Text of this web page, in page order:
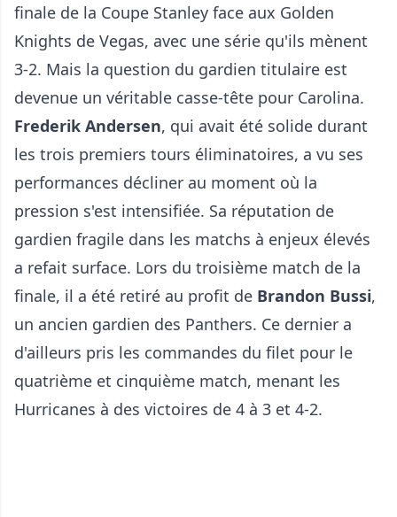
finale de la Coupe Stanley face aux Golden
Knights de Vegas, avec une série qu'ils mènent
3-2. Mais la question du gardien titulaire est
devenue un véritable casse-tête pour Carolina.
Frederik Andersen, qui avait été solide durant
les trois premiers tours éliminatoires, a vu ses
performances décliner au moment où la
pression s'est intensifiée. Sa réputation de
gardien fragile dans les matchs à enjeux élevés
a refait surface. Lors du troisième match de la
finale, il a été retiré au profit de Brandon Bussi,
un ancien gardien des Panthers. Ce dernier a
d'ailleurs pris les commandes du filet pour le
quatrième et cinquième match, menant les
Hurricanes à des victoires de 4 à 3 et 4-2.